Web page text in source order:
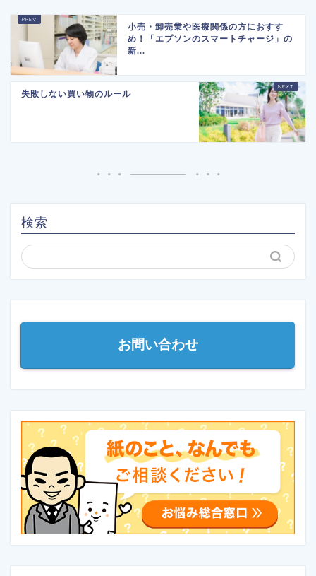
小売・卸売業や医療関係の方におすす
め！「エプソンのスマートチャージ」の
新...
失敗しない買い物のルール
検索
お問い合わせ